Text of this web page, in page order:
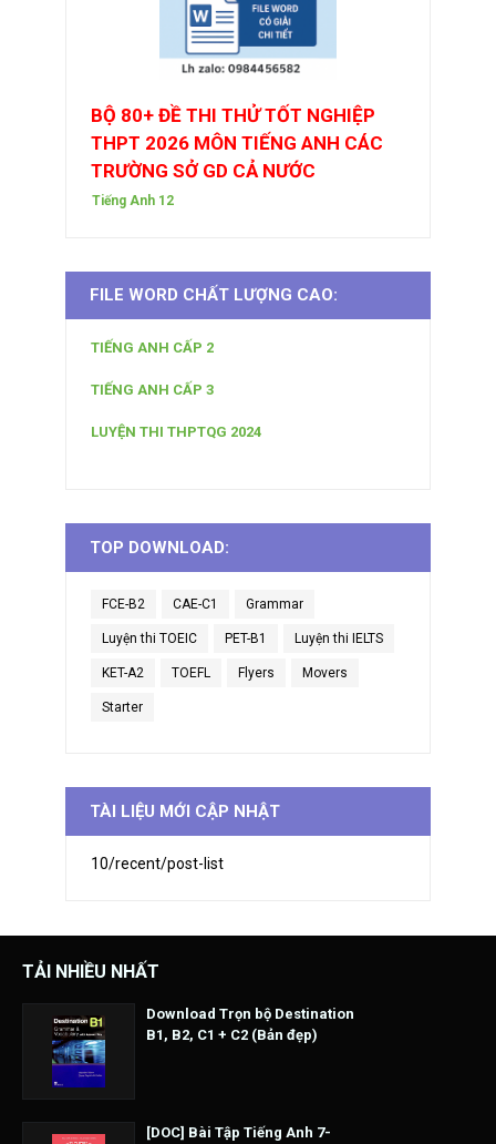
BỘ 80+ ĐỀ THI THỬ TỐT NGHIỆP
THPT 2026 MÔN TIẾNG ANH CÁC
TRƯỜNG SỞ GD CẢ NƯỚC
Tiếng Anh 12
FILE WORD CHẤT LƯỢNG CAO:
TIẾNG ANH CẤP 2
TIẾNG ANH CẤP 3
LUYỆN THI THPTQG 2024
TOP DOWNLOAD:
FCE-B2 CAE-C1 Grammar
Luyện thi TOEIC PET-B1 Luyện thi IELTS
KET-A2 TOEFL Flyers Movers
Starter
TÀI LIỆU MỚI CẬP NHẬT
10/recent/post-list
TẢI NHIỀU NHẤT
Download Trọn bộ Destination
B1, B2, C1 + C2 (Bản đẹp)
[DOC] Bài Tập Tiếng Anh 7-